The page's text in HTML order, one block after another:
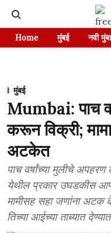
Home मुंबई नवी
मुंबई
Mumbai: पाच
करून विक्री;
अटकेत
पाच वर्षांच्या मुलीचे
येथील प्रकार उघडकीस
मामीसह सहा जणांना
तिच्या आईच्या ताब्यात